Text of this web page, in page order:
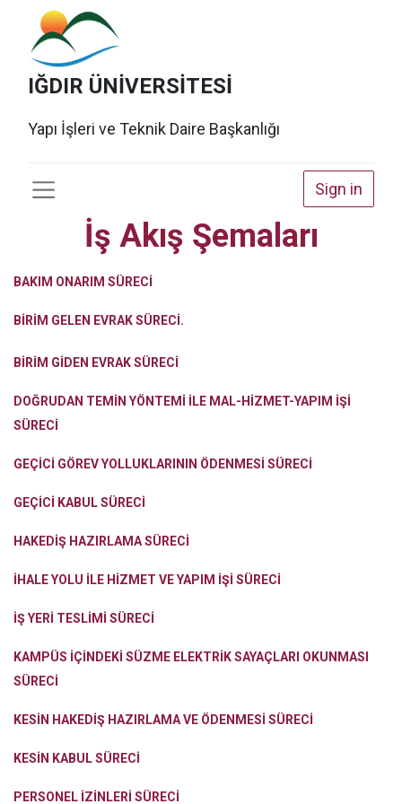
IĞDIR ÜNİVERSİTESİ
Yapı İşleri ve Teknik Daire Başkanlığı
Sign in
İş Akış Şemaları
BAKIM ONARIM SÜRECİ
BİRİM GELEN EVRAK SÜRECİ.
BİRİM GİDEN EVRAK SÜRECİ
DOĞRUDAN TEMİN YÖNTEMİ İLE MAL-HİZMET-YAPIM İŞİ
SÜRECİ
GEÇİCİ GÖREV YOLLUKLARININ ÖDENMESİ SÜRECİ
GEÇİCİ KABUL SÜRECİ
HAKEDİŞ HAZIRLAMA SÜRECİ
İHALE YOLU İLE HİZMET VE YAPIM İŞİ SÜRECİ
İŞ YERİ TESLİMİ SÜRECİ
KAMPÜS İÇİNDEKİ SÜZME ELEKTRİK SAYAÇLARI OKUNMASI
SÜRECİ
KESİN HAKEDİŞ HAZIRLAMA VE ÖDENMESİ SÜRECİ
KESİN KABUL SÜRECİ
PERSONEL İZİNLERİ SÜRECİ